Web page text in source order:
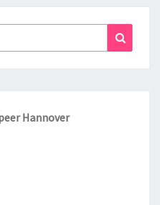
Hannover